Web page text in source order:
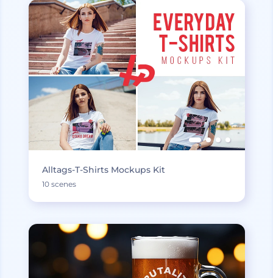
Alltags-T-Shirts Mockups Kit
10 scenes